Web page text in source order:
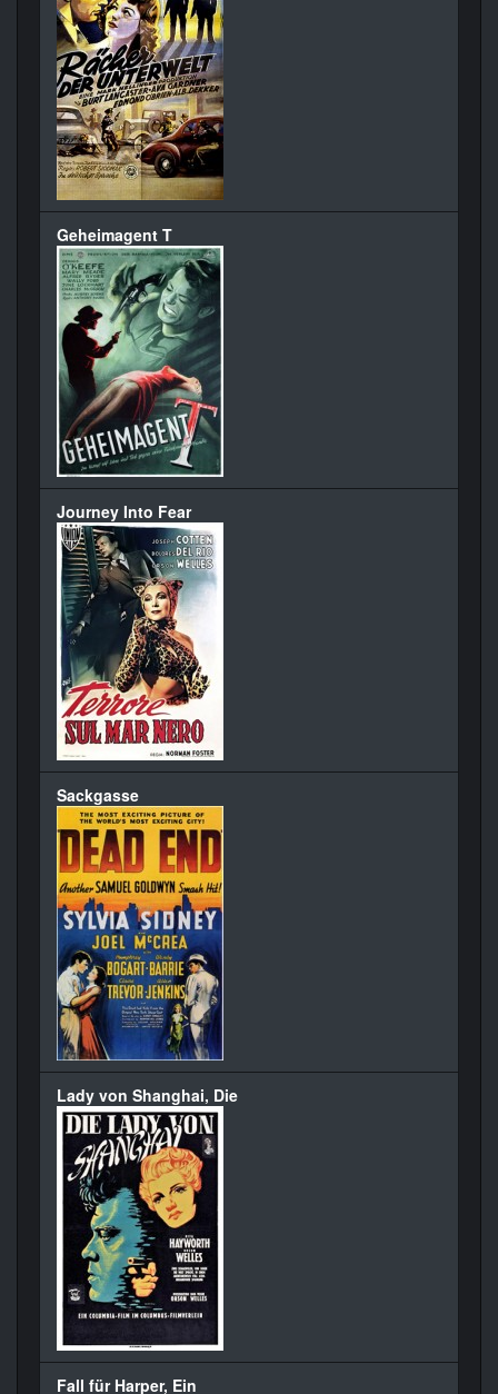
Geheimagent T
Journey Into Fear
Sackgasse
Lady von Shanghai, Die
Fall für Harper, Ein